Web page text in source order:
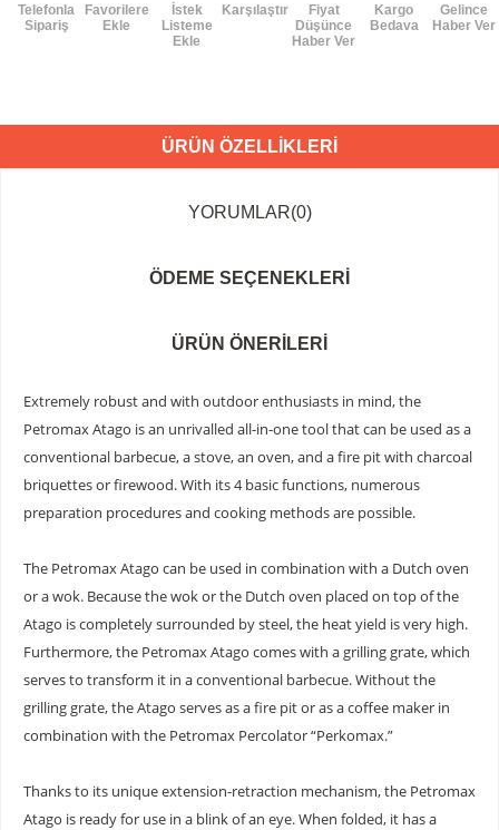
Telefonla
Sipariş
Favorilere
Ekle
İstek
Listeme
Ekle
Karşılaştır
Fiyat
Düşünce
Haber Ver
Kargo
Bedava
Gelince
Haber Ver
ÜRÜN ÖZELLIKLERI
YORUMLAR(0)
ÖDEME SEÇENEKLERI
ÜRÜN ÖNERILERI
Extremely robust and with outdoor enthusiasts in mind, the
Petromax Atago is an unrivalled all-in-one tool that can be used as a
conventional barbecue, a stove, an oven, and a fire pit with charcoal
briquettes or firewood. With its 4 basic functions, numerous
preparation procedures and cooking methods are possible.
The Petromax Atago can be used in combination with a Dutch oven
or a wok. Because the wok or the Dutch oven placed on top of the
Atago is completely surrounded by steel, the heat yield is very high.
Furthermore, the Petromax Atago comes with a grilling grate, which
serves to transform it in a conventional barbecue. Without the
grilling grate, the Atago serves as a fire pit or as a coffee maker in
combination with the Petromax Percolator “Perkomax.”
Thanks to its unique extension-retraction mechanism, the Petromax
Atago is ready for use in a blink of an eye. When folded, it has a